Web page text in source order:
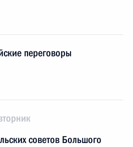
переговоры
советов Большого